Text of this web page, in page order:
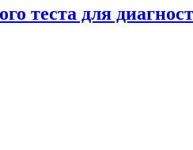
теста для